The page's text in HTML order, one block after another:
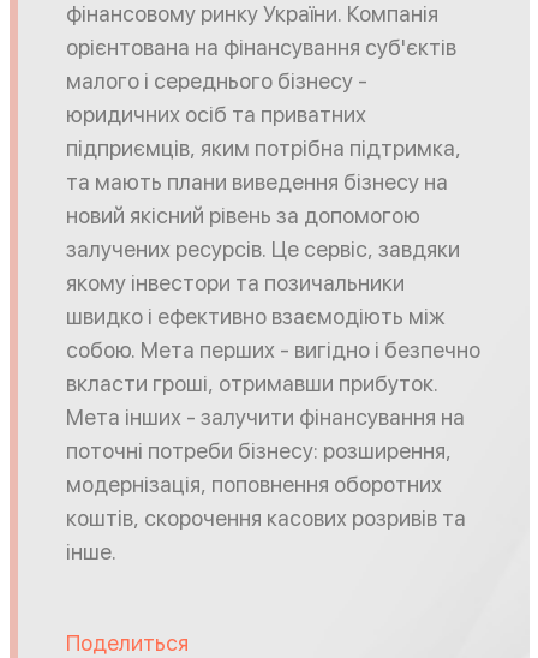
фінансовому ринку України. Компанія
орієнтована на фінансування суб'єктів
малого і середнього бізнесу -
юридичних осіб та приватних
підприємців, яким потрібна підтримка,
та мають плани виведення бізнесу на
новий якісний рівень за допомогою
залучених ресурсів. Це сервіс, завдяки
якому інвестори та позичальники
швидко і ефективно взаємодіють між
собою. Мета перших - вигідно і безпечно
вкласти гроші, отримавши прибуток.
Мета інших - залучити фінансування на
поточні потреби бізнесу: розширення,
модернізація, поповнення оборотних
коштів, скорочення касових розривів та
інше.
Поделиться